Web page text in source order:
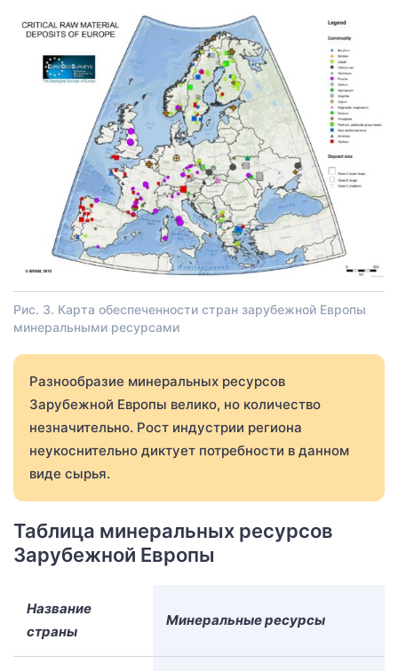
Рис. 3. Карта обеспеченности стран зарубежной Европы
минеральными ресурсами
Разнообразие минеральных ресурсов
Зарубежной Европы велико, но количество
незначительно. Рост индустрии региона
неукоснительно диктует потребности в данном
виде сырья.
Таблица минеральных ресурсов
Зарубежной Европы
Название
страны
Минеральные ресурсы